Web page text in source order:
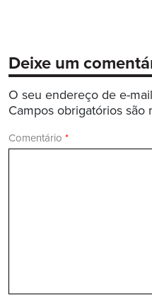
Deixe um
O seu endereço de e-
Campos obrigatórios são
Comentário *